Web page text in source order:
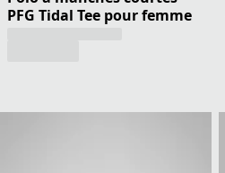
PFG Tidal Tee pour femme